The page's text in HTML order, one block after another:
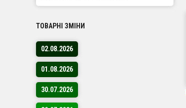
ТОВАРНІ ЗМІНИ
02.08.2026
01.08.2026
30.07.2026